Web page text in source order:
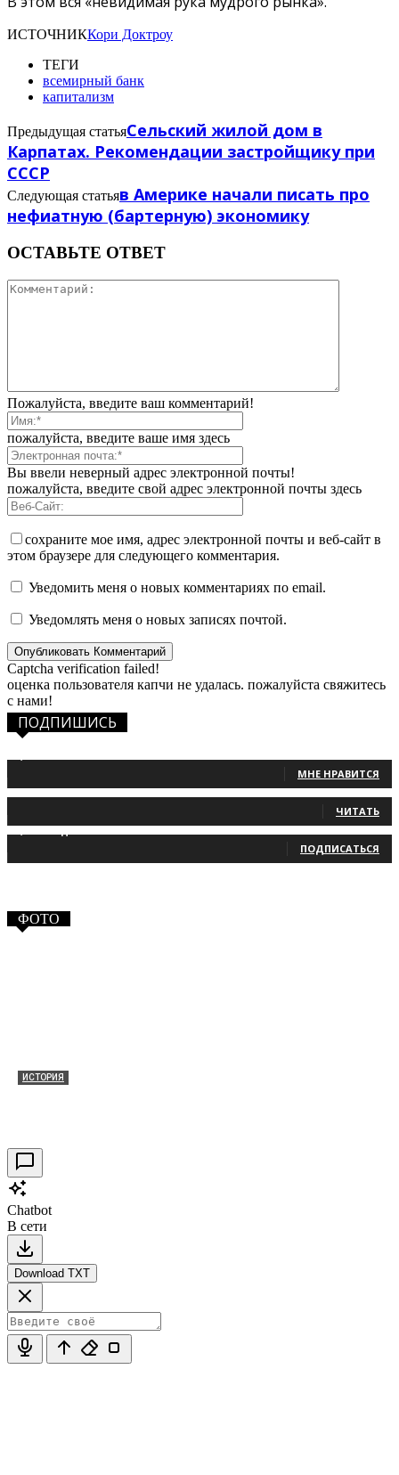
ИСТОЧНИККори Доктроу
ТЕГИ
всемирный банк
капитализм
Предыдущая статьяСельский жилой дом в
Карпатах. Рекомендации застройщику при
СССР
Следующая статьяв Америке начали писать про
нефиатную (бартерную) экономику
ОСТАВЬТЕ ОТВЕТ
Пожалуйста, введите ваш комментарий!
пожалуйста, введите ваше имя здесь
Вы ввели неверный адрес электронной почты!
пожалуйста, введите свой адрес электронной почты здесь
сохраните мое имя, адрес электронной почты и веб-сайт в
этом браузере для следующего комментария.
Уведомить меня о новых комментариях по email.
Уведомлять меня о новых записях почтой.
Captcha verification failed!
оценка пользователя капчи не удалась. пожалуйста свяжитесь
с нами!
ПОДПИШИСЬ
МНЕ НРАВИТСЯ
ЧИТАТЬ
ПОДПИСАТЬСЯ
ФОТО
ИСТОРИЯ
Chatbot
В сети
Download TXT